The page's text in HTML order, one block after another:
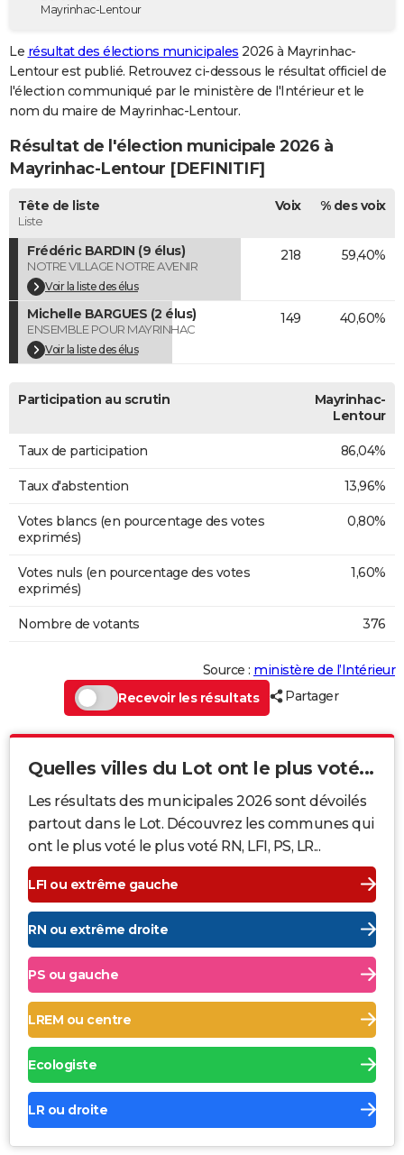
Destinations
City break
Voyage nature
Voyage de noces
Forum
GUIDES D'ACHAT
BONS PLANS
Carte de Noël
Carte Bonne année
Carte Saint-Valentin
Carte Pâques
Carte d'anniversaire
DICTIONNAIRE
Dictionnaire
Biographies
Citations
Expressions
Proverbes
PROGRAMME TV
COPAINS D'AVANT
S'inscrire
Se connecter
Lycées
Collèges
Primaires
Universités
Entreprises
Service militaire
Avis de recherche
AVIS DE DÉCÈS
FORUM
Bricolage
Lifestyle
Culture
Sport
Auto
Television
Voyage
Cinema
Mayrinhac-Lentour
Le résultat des élections municipales 2026 à Mayrinhac-
Lentour est publié. Retrouvez ci-dessous le résultat officiel de
l'élection communiqué par le ministère de l'Intérieur et le
nom du maire de Mayrinhac-Lentour.
Résultat de l'élection municipale 2026 à
Mayrinhac-Lentour [DEFINITIF]
Tête de liste
Liste
Voix % des voix
Frédéric BARDIN (9 élus)
NOTRE VILLAGE NOTRE AVENIR
Voir la liste des élus
218 59,40%
Michelle BARGUES (2 élus)
ENSEMBLE POUR MAYRINHAC
Voir la liste des élus
149 40,60%
Participation au scrutin
Mayrinhac-
Lentour
Taux de participation 86,04%
Taux d'abstention 13,96%
Votes blancs (en pourcentage des votes
exprimés)
0,80%
Votes nuls (en pourcentage des votes
exprimés)
1,60%
Nombre de votants 376
Source : ministère de l’Intérieur
Recevoir les résultats
Partager
Quelles villes du Lot ont le plus voté...
Les résultats des municipales 2026 sont dévoilés
partout dans le Lot. Découvrez les communes qui
ont le plus voté le plus voté RN, LFI, PS, LR...
LFI ou extrême gauche
RN ou extrême droite
PS ou gauche
LREM ou centre
Ecologiste
LR ou droite